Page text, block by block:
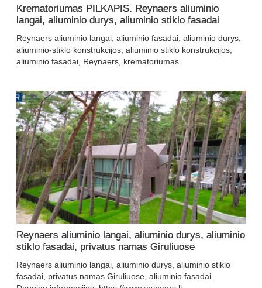
Krematoriumas PILKAPIS. Reynaers aliuminio
langai, aliuminio durys, aliuminio stiklo fasadai
Reynaers aliuminio langai, aliuminio fasadai, aliuminio durys,
aliuminio-stiklo konstrukcijos, aliuminio stiklo konstrukcijos,
aliuminio fasadai, Reynaers, krematoriumas.
Reynaers aliuminio langai, aliuminio durys, aliuminio
stiklo fasadai, privatus namas Giruliuose
Reynaers aliuminio langai, aliuminio durys, aliuminio stiklo
fasadai, privatus namas Giruliuose, aliuminio fasadai.